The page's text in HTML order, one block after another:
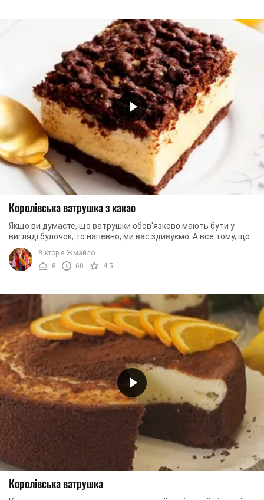
Королівська ватрушка з какао
Якщо ви думаєте, що ватрушки обов'язково мають бути у
вигляді булочок, то напевно, ми вас здивуємо. А все тому, що
сьогодні ми зібралися приготувати ...
Вікторія Жмайло
8
60 4.5
Королівська ватрушка